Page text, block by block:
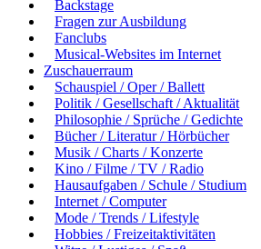
Backstage
Fragen zur Ausbildung
Fanclubs
Musical-Websites im Internet
Zuschauerraum
Schauspiel / Oper / Ballett
Politik / Gesellschaft / Aktualität
Philosophie / Sprüche / Gedichte
Bücher / Literatur / Hörbücher
Musik / Charts / Konzerte
Kino / Filme / TV / Radio
Hausaufgaben / Schule / Studium
Internet / Computer
Mode / Trends / Lifestyle
Hobbies / Freizeitaktivitäten